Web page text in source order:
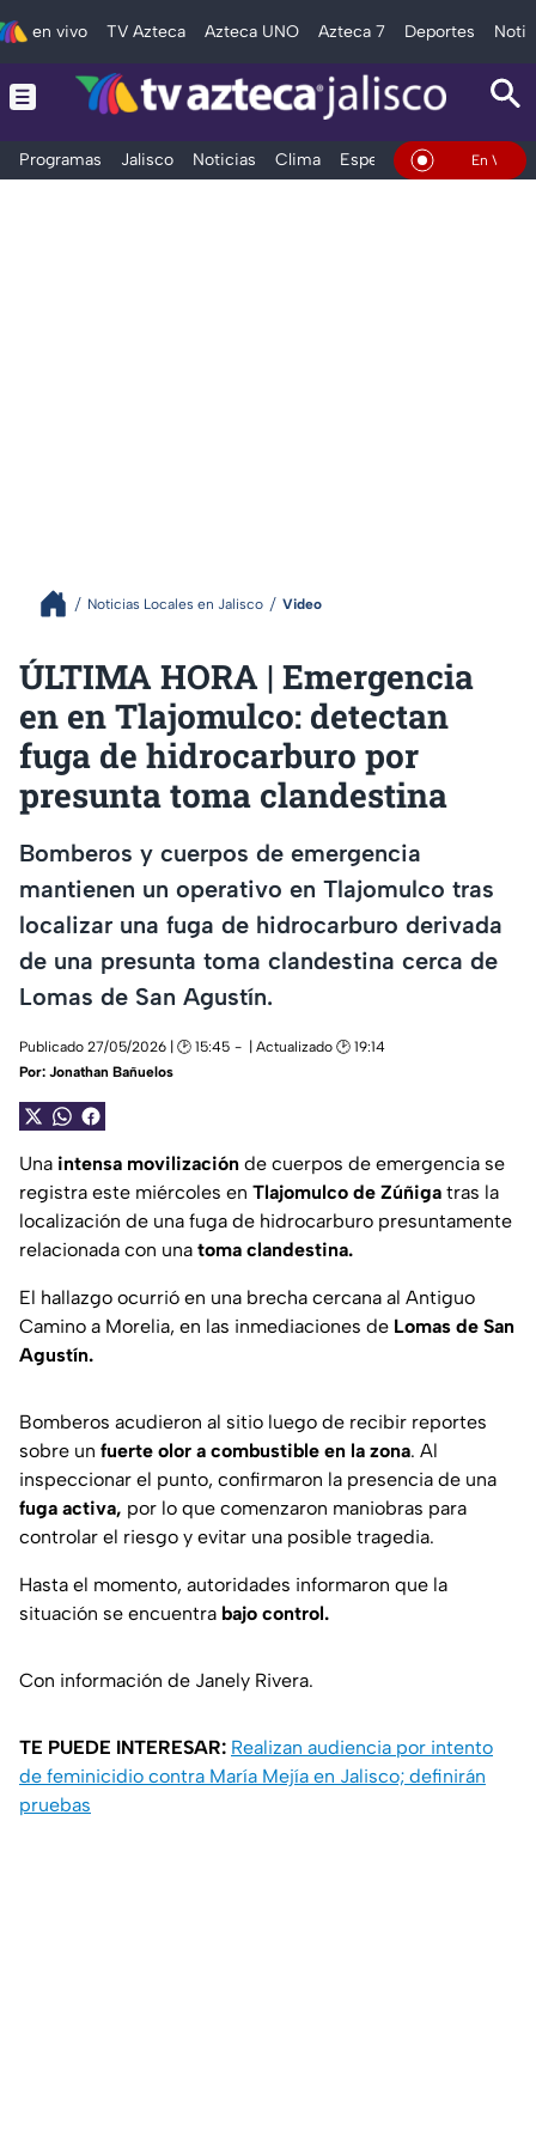
en vivo TV Azteca Azteca UNO Azteca 7 Deportes
Programas Jalisco Noticias Clima Espectáculos Deportes
En Vivo
Noticias Locales en Jalisco Video
ÚLTIMA HORA | Emergencia
en en Tlajomulco: detectan
fuga de hidrocarburo por
presunta toma clandestina
Bomberos y cuerpos de emergencia
mantienen un operativo en Tlajomulco tras
localizar una fuga de hidrocarburo derivada
de una presunta toma clandestina cerca de
Lomas de San Agustín.
Publicado 27/05/2026 | 🕑 15:45
| Actualizado 🕑 19:14
Por: Jonathan Bañuelos
Una intensa movilización de cuerpos de emergencia se
registra este miércoles en Tlajomulco de Zúñiga tras la
localización de una fuga de hidrocarburo presuntamente
relacionada con una toma clandestina.
El hallazgo ocurrió en una brecha cercana al Antiguo
Camino a Morelia, en las inmediaciones de Lomas de San
Agustín.
Bomberos acudieron al sitio luego de recibir reportes
sobre un fuerte olor a combustible en la zona. Al
inspeccionar el punto, confirmaron la presencia de una
fuga activa, por lo que comenzaron maniobras para
controlar el riesgo y evitar una posible tragedia.
Hasta el momento, autoridades informaron que la
situación se encuentra bajo control.
Con información de Janely Rivera.
TE PUEDE INTERESAR: Realizan audiencia por intento
de feminicidio contra María Mejía en Jalisco; definirán
pruebas